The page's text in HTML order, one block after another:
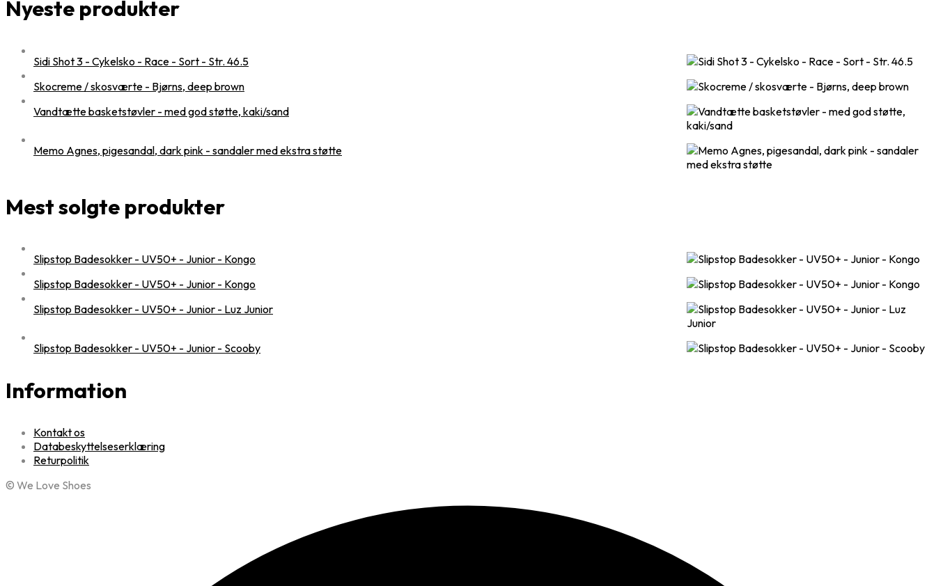
Nyeste produkter
Sidi Shot 3 - Cykelsko - Race - Sort - Str. 46.5
Skocreme / skosværte - Bjørns, deep brown
Vandtætte basketstøvler - med god støtte, kaki/sand
Memo Agnes, pigesandal, dark pink - sandaler med ekstra støtte
Mest solgte produkter
Slipstop Badesokker - UV50+ - Junior - Kongo
Slipstop Badesokker - UV50+ - Junior - Kongo
Slipstop Badesokker - UV50+ - Junior - Luz Junior
Slipstop Badesokker - UV50+ - Junior - Scooby
Information
Kontakt os
Databeskyttelseserklæring
Returpolitik
© We Love Shoes